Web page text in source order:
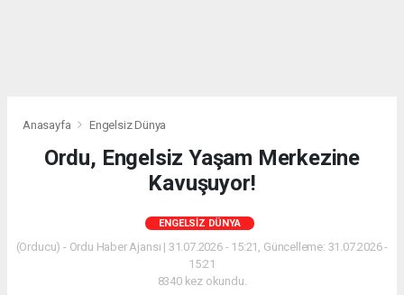
Anasayfa Engelsiz Dünya
Ordu, Engelsiz Yaşam Merkezine
Kavuşuyor!
ENGELSIZ DÜNYA
(Orducu) - Ordu Haber Ajansı | 31.07.2026 - 15:21, Güncelleme: 31.07.2026 -
15:21
8340 kez okundu.